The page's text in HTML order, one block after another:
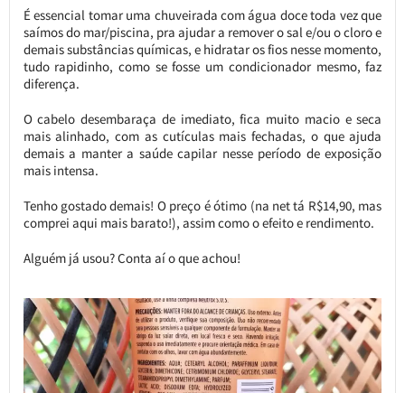
É essencial tomar uma chuveirada com água doce toda vez que
saímos do mar/piscina, pra ajudar a remover o sal e/ou o cloro e
demais substâncias químicas, e hidratar os fios nesse momento,
tudo rapidinho, como se fosse um condicionador mesmo, faz
diferença.
O cabelo desembaraça de imediato, fica muito macio e seca
mais alinhado, com as cutículas mais fechadas, o que ajuda
demais a manter a saúde capilar nesse período de exposição
mais intensa.
Tenho gostado demais! O preço é ótimo (na net tá R$14,90, mas
comprei aqui mais barato!), assim como o efeito e rendimento.
Alguém já usou? Conta aí o que achou!